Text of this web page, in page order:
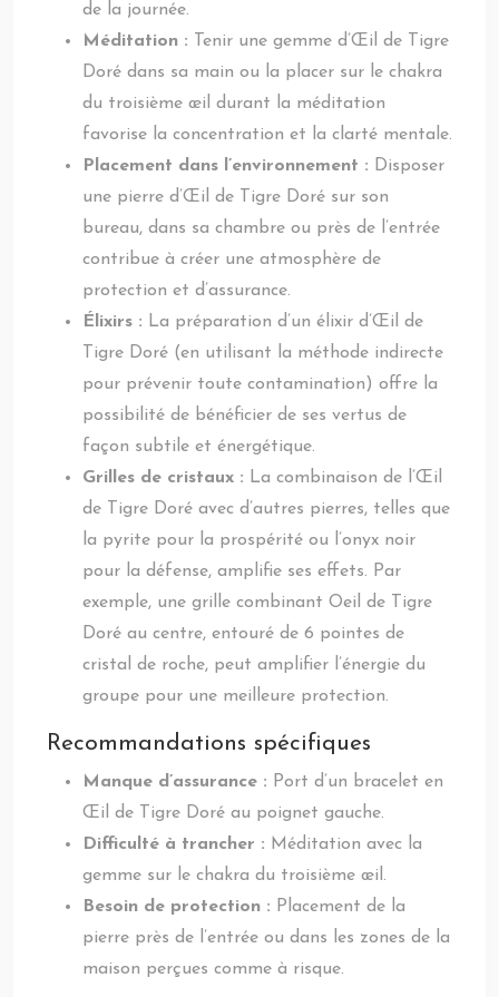
de la journée.
Méditation :
Tenir une gemme d’Œil de Tigre
Doré dans sa main ou la placer sur le chakra
du troisième œil durant la méditation
favorise la concentration et la clarté mentale.
Placement dans l’environnement : Disposer
une pierre d’Œil de Tigre Doré sur son
bureau, dans sa chambre ou près de l’entrée
contribue à créer une atmosphère de
protection et d’assurance.
Élixirs : La préparation d’un élixir d’Œil de
Tigre Doré (en utilisant la méthode indirecte
pour prévenir toute contamination) offre la
possibilité de bénéficier de ses vertus de
façon subtile et énergétique.
Grilles de cristaux : La combinaison de l’Œil
de Tigre Doré avec d’autres pierres, telles que
la pyrite pour la prospérité ou l’onyx noir
pour la défense, amplifie ses effets. Par
exemple, une grille combinant Oeil de Tigre
Doré au centre, entouré de 6 pointes de
cristal de roche, peut amplifier l’énergie du
groupe pour une meilleure protection.
Recommandations spécifiques
Manque d’assurance : Port d’un bracelet en
Œil de Tigre Doré au poignet gauche.
Difficulté à trancher : Méditation avec la
gemme sur le chakra du troisième œil.
Besoin de protection : Placement de la
pierre près de l’entrée ou dans les zones de la
maison perçues comme à risque.